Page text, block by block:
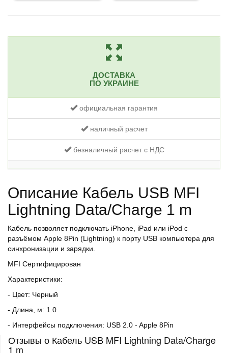
ДОСТАВКА
ПО УКРАИНЕ
официальная гарантия
наличный расчет
безналичный расчет с НДС
Описание Кабель USB MFI
Lightning Data/Charge 1 m
Кабель позволяет подключать iPhone, iPad или iPod с
разъёмом Apple 8Pin (Lightning) к порту USB компьютера для
синхронизации и зарядки.
MFI Сертифицирован
Характеристики:
- Цвет: Черный
- Длина, м: 1.0
- Интерфейсы подключения: USB 2.0 - Apple 8Pin
Отзывы о Кабель USB MFI Lightning Data/Charge
1 m